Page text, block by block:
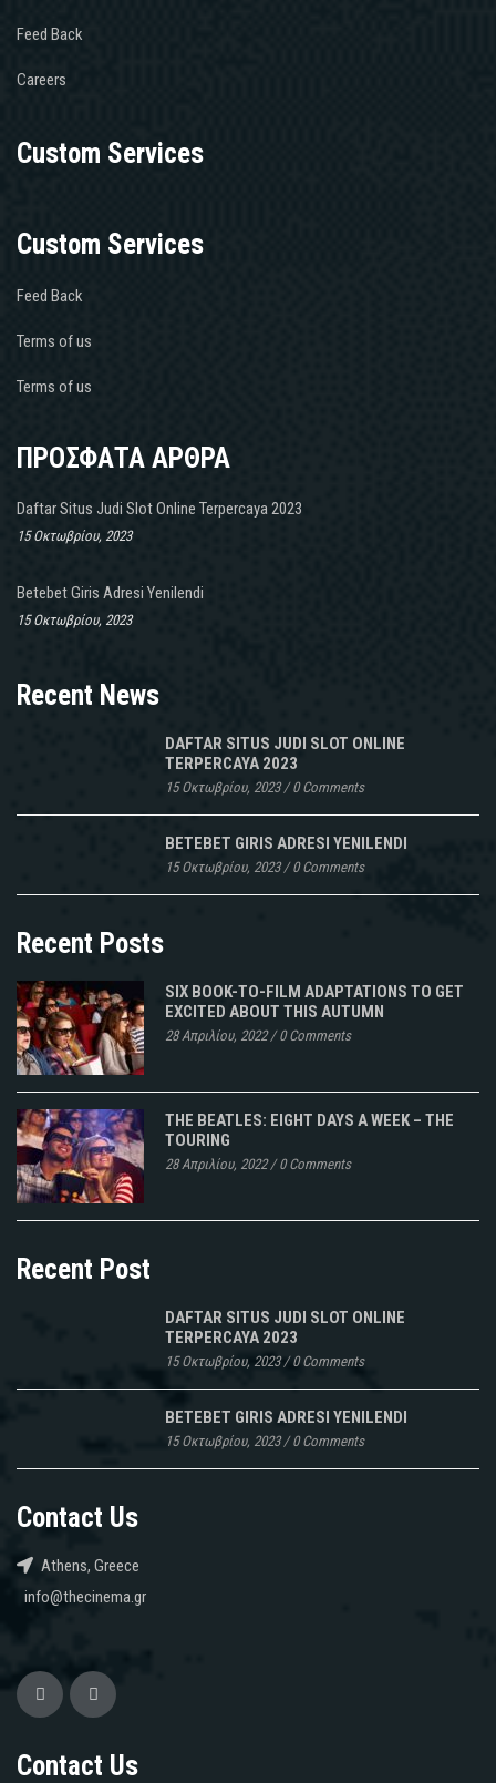
Feed Back
Careers
Custom Services
Custom Services
Feed Back
Terms of us
Terms of us
ΠΡΟΣΦΑΤΑ ΑΡΘΡΑ
Daftar Situs Judi Slot Online Terpercaya 2023
15 Οκτωβρίου, 2023
Betebet Giris Adresi Yenilendi
15 Οκτωβρίου, 2023
Recent News
DAFTAR SITUS JUDI SLOT ONLINE
TERPERCAYA 2023
15 Οκτωβρίου, 2023/0 Comments
BETEBET GIRIS ADRESI YENILENDI
15 Οκτωβρίου, 2023/0 Comments
Recent Posts
SIX BOOK-TO-FILM ADAPTATIONS TO GET
EXCITED ABOUT THIS AUTUMN
28 Απριλίου, 2022/0 Comments
THE BEATLES: EIGHT DAYS A WEEK – THE
TOURING
28 Απριλίου, 2022/0 Comments
Recent Post
DAFTAR SITUS JUDI SLOT ONLINE
TERPERCAYA 2023
15 Οκτωβρίου, 2023/0 Comments
BETEBET GIRIS ADRESI YENILENDI
15 Οκτωβρίου, 2023/0 Comments
Contact Us
Athens, Greece
info@thecinema.gr
Contact Us